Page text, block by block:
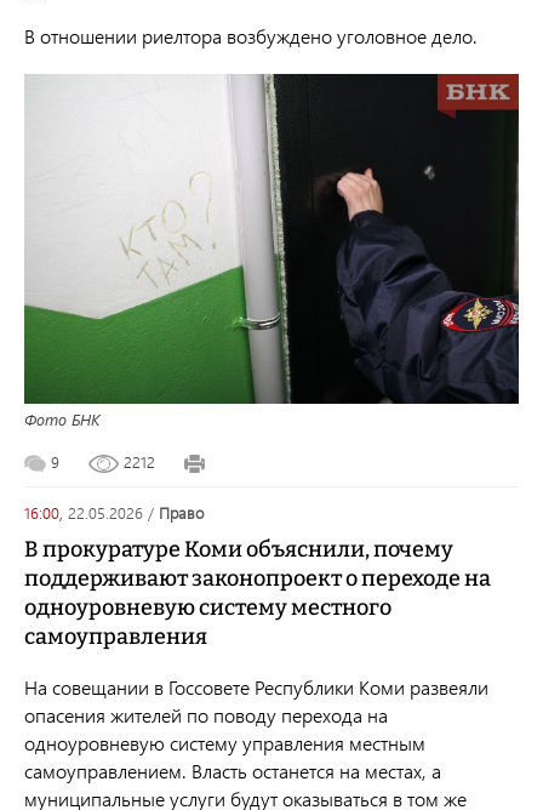
В отношении риелтора возбуждено уголовное дело.
Фото БНК
9 2212
16:00, 22.05.2026 / право
В прокуратуре Коми объяснили, почему
поддерживают законопроект о переходе на
одноуровневую систему местного
самоуправления
На совещании в Госсовете Республики Коми развеяли
опасения жителей по поводу перехода на
одноуровневую систему управления местным
самоуправлением. Власть останется на местах, а
муниципальные услуги будут оказываться в том же